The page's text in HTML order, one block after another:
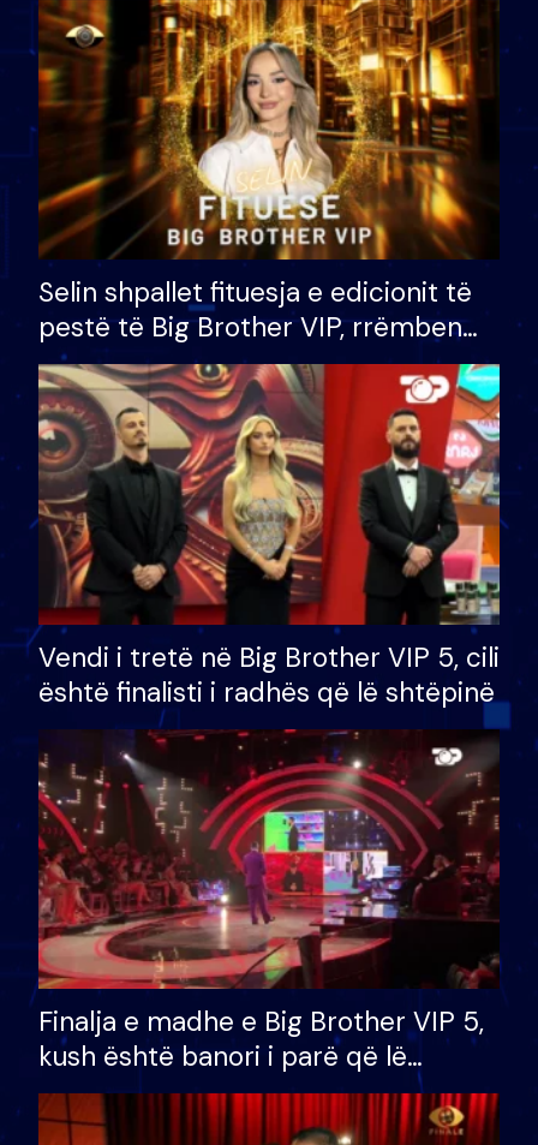
Selin shpallet fituesja e edicionit të
pestë të Big Brother VIP, rrëmben
çmimin e madh prej 100 mijë eurosh
Vendi i tretë në Big Brother VIP 5, cili
është finalisti i radhës që lë shtëpinë
Finalja e madhe e Big Brother VIP 5,
kush është banori i parë që lë
shtëpinë dhe humb mundësinë për
të fituar çmimin e madh